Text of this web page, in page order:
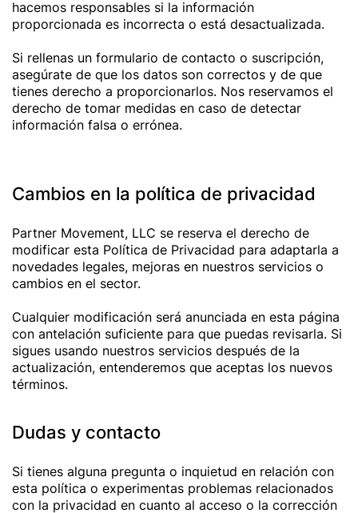
hacemos responsables si la información
proporcionada es incorrecta o está desactualizada.
Si rellenas un formulario de contacto o suscripción,
asegúrate de que los datos son correctos y de que
tienes derecho a proporcionarlos. Nos reservamos el
derecho de tomar medidas en caso de detectar
información falsa o errónea.
Cambios en la política de privacidad
Partner Movement, LLC se reserva el derecho de
modificar esta Política de Privacidad para adaptarla a
novedades legales, mejoras en nuestros servicios o
cambios en el sector.
Cualquier modificación será anunciada en esta página
con antelación suficiente para que puedas revisarla. Si
sigues usando nuestros servicios después de la
actualización, entenderemos que aceptas los nuevos
términos.
Dudas y contacto
Si tienes alguna pregunta o inquietud en relación con
esta política o experimentas problemas relacionados
con la privacidad en cuanto al acceso o la corrección